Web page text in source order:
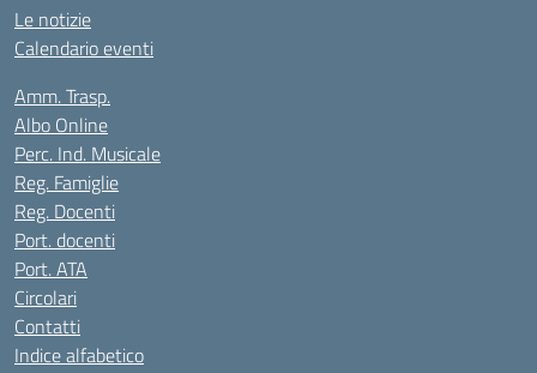
Le notizie
Calendario eventi
Amm. Trasp.
Albo Online
Perc. Ind. Musicale
Reg. Famiglie
Reg. Docenti
Port. docenti
Port. ATA
Circolari
Contatti
Indice alfabetico